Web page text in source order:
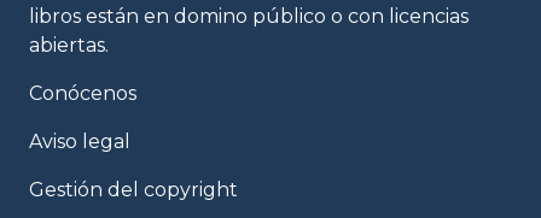
libros están en domino público o con licencias
abiertas.
Conócenos
Aviso legal
Gestión del copyright